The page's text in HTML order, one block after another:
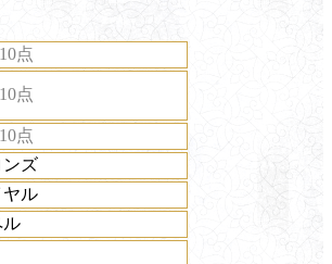
点
点
点
ンズ
ヤル
ル